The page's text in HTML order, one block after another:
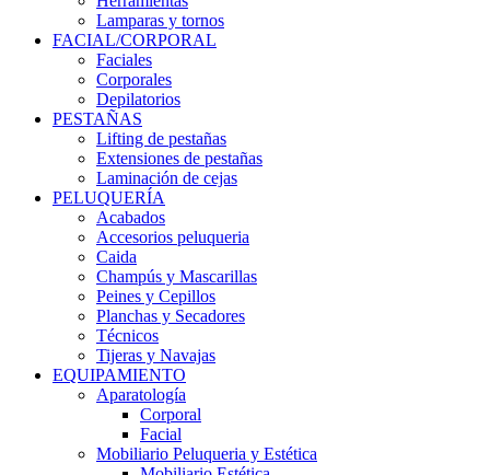
Lamparas y tornos
FACIAL/CORPORAL
Faciales
Corporales
Depilatorios
PESTAÑAS
Lifting de pestañas
Extensiones de pestañas
Laminación de cejas
PELUQUERÍA
Acabados
Accesorios peluqueria
Caida
Champús y Mascarillas
Peines y Cepillos
Planchas y Secadores
Técnicos
Tijeras y Navajas
EQUIPAMIENTO
Aparatología
Corporal
Facial
Mobiliario Peluqueria y Estética